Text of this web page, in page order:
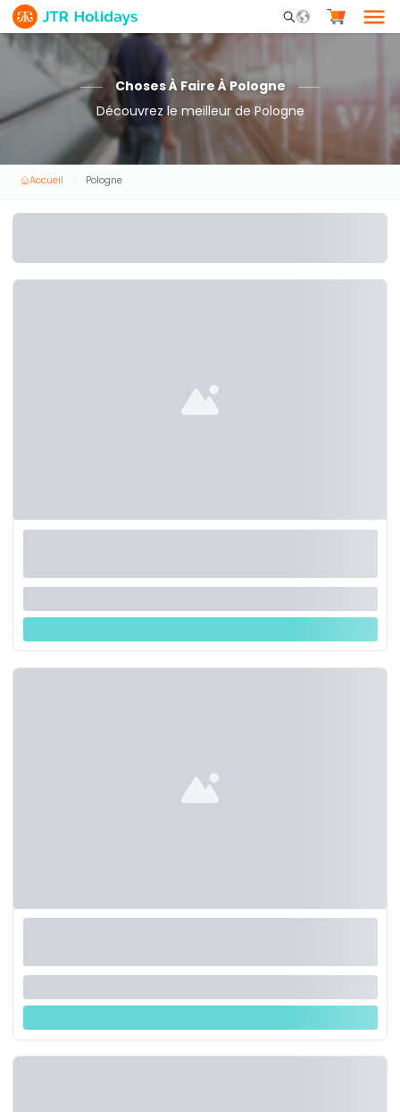
Mobile Search
Choses À Faire À Pologne
Découvrez le meilleur de Pologne
Accueil Pologne